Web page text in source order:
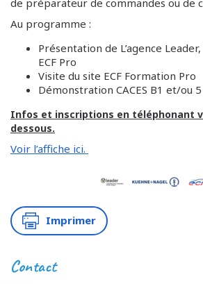
de préparateur de commandes ou de
Au programme :
Présentation de L’agence
ECF Pro
Visite du site ECF Formation Pro
Démonstration CACES B1 et/ou 5
Infos et inscriptions en téléphonant
dessous.
Voir l’affiche ici.
Imprimer
Contact